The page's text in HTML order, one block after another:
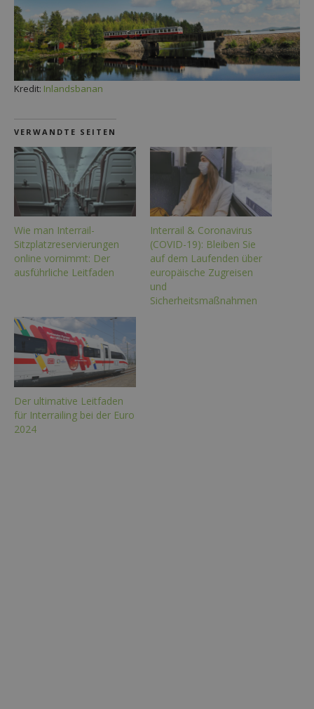
Kredit: Inlandsbanan
VERWANDTE SEITEN
Wie man Interrail-
Sitzplatzreservierungen
online vornimmt: Der
ausführliche Leitfaden
Interrail & Coronavirus
(COVID-19): Bleiben Sie
auf dem Laufenden über
europäische Zugreisen
und
Sicherheitsmaßnahmen
Der ultimative Leitfaden
für Interrailing bei der Euro
2024